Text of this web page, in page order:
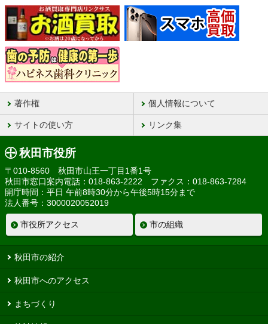
著作権 個人情報について
サイトの使い方 リンク集
秋田市役所
〒010-8560 秋田市山王一丁目1番1号
秋田市窓口案内電話：018-863-2222 ファクス：018-863-7284
開庁時間：平日 午前8時30分から午後5時15分まで
法人番号：3000020052019
市役所アクセス 市の組織
秋田市の紹介
秋田市へのアクセス
まちづくり